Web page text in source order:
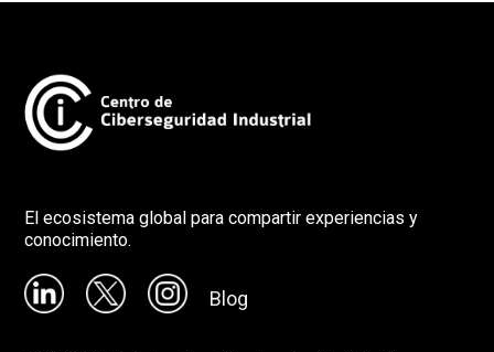
El ecosistema global para compartir experiencias y
conocimiento.
Blog